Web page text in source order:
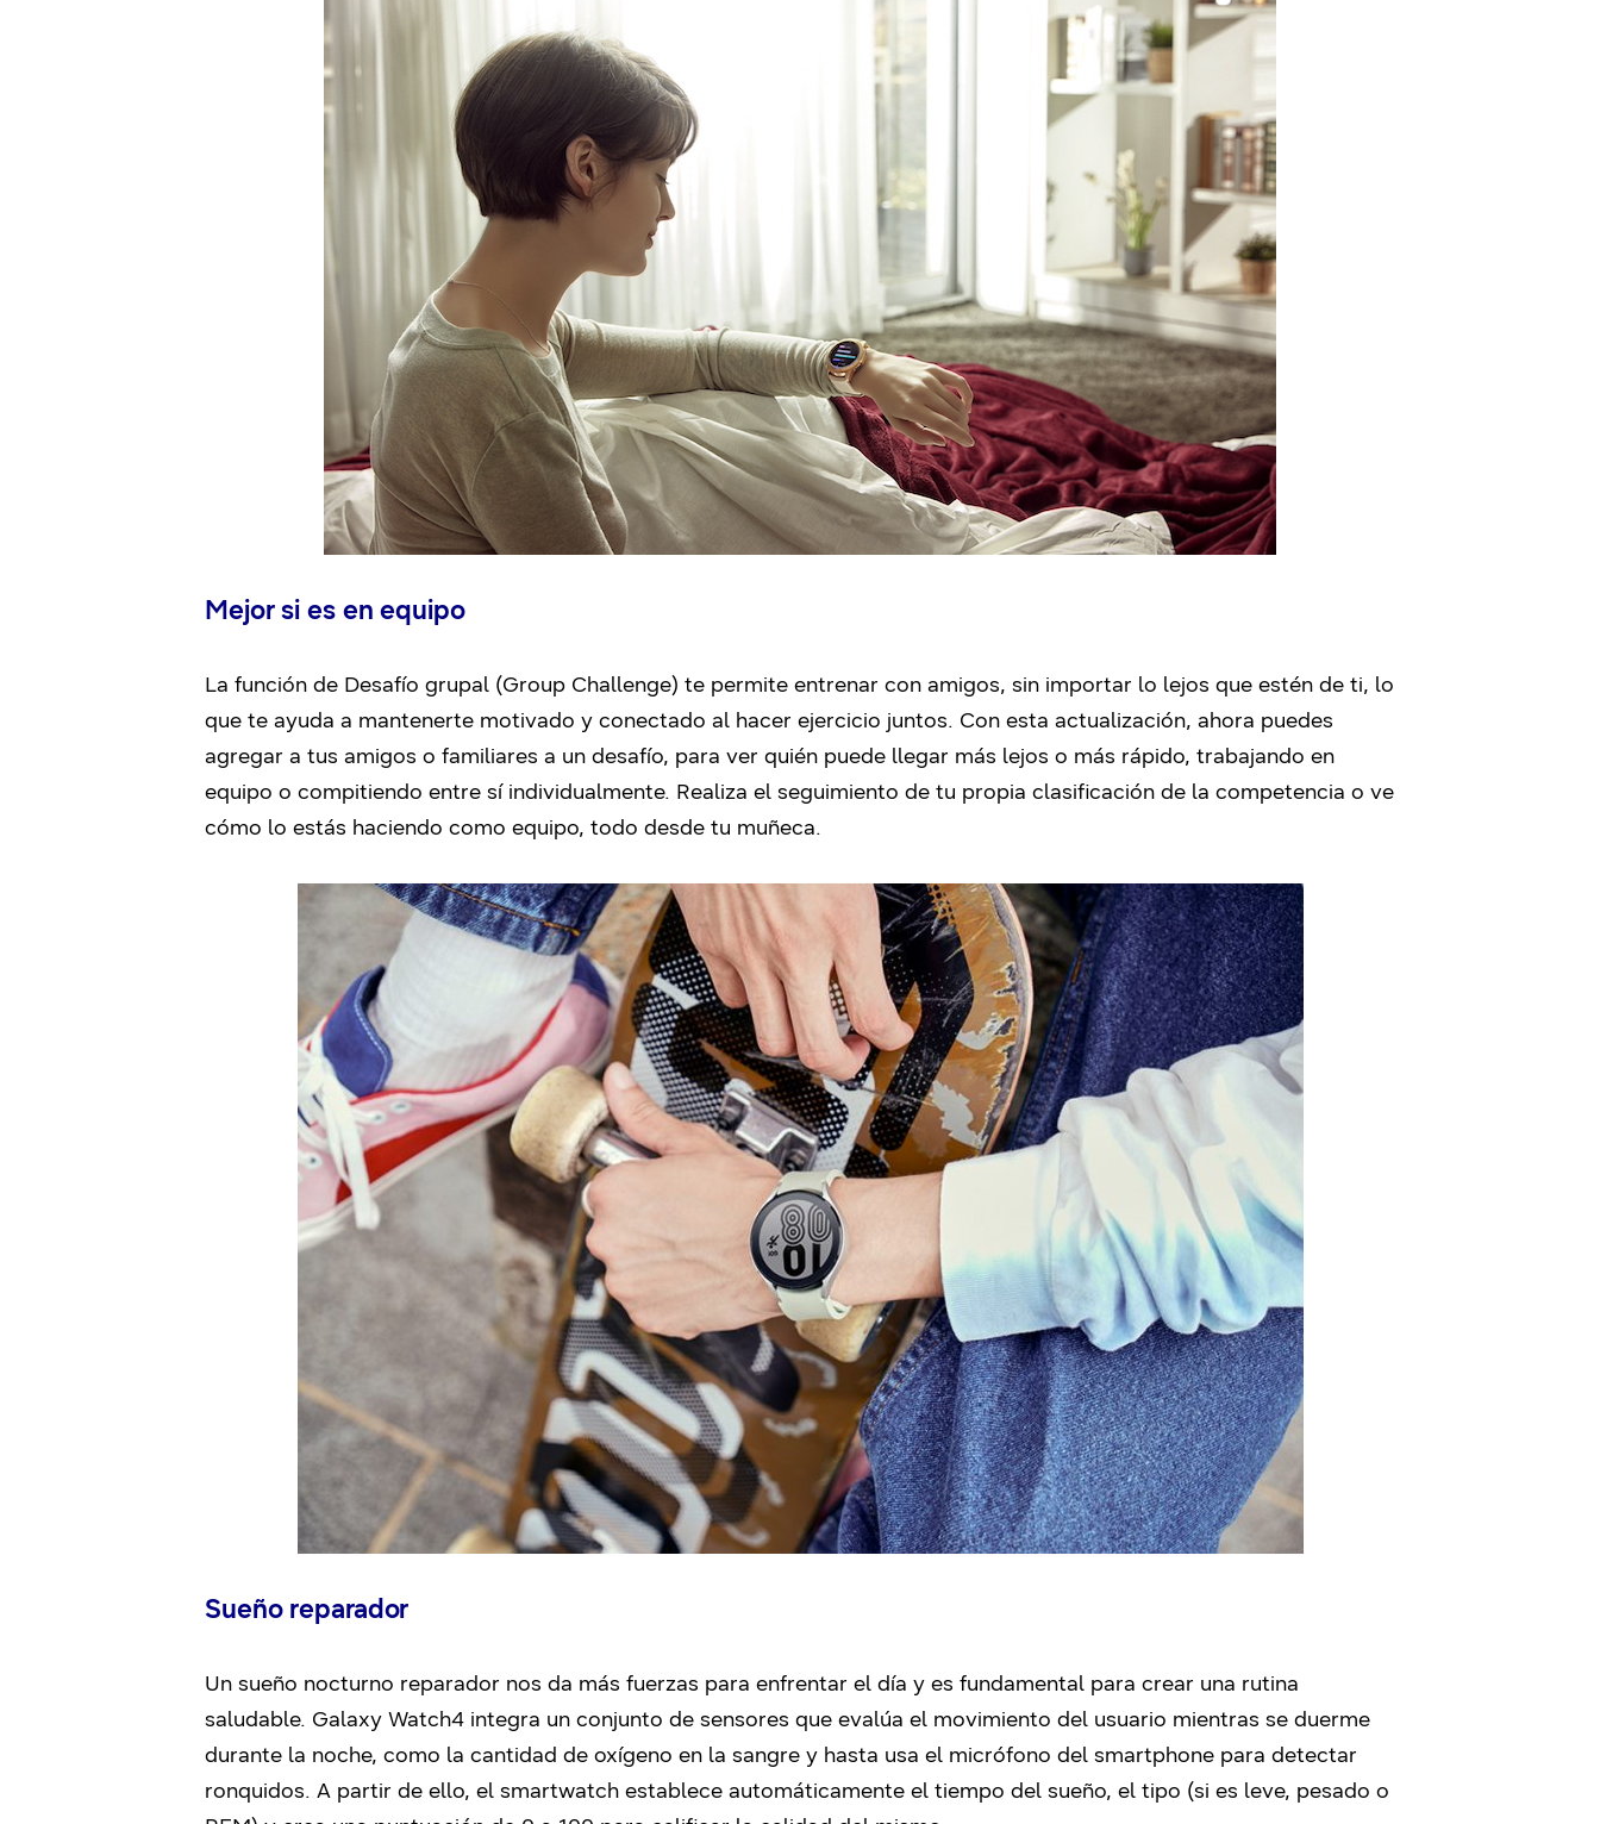
Mejor si es en equipo
La función de Desafío grupal (Group Challenge) te permite entrenar con amigos, sin importar lo lejos que estén de ti, lo
que te ayuda a mantenerte motivado y conectado al hacer ejercicio juntos. Con esta actualización, ahora puedes
agregar a tus amigos o familiares a un desafío, para ver quién puede llegar más lejos o más rápido, trabajando en
equipo o compitiendo entre sí individualmente. Realiza el seguimiento de tu propia clasificación de la competencia o ve
cómo lo estás haciendo como equipo, todo desde tu muñeca.
Sueño reparador
Un sueño nocturno reparador nos da más fuerzas para enfrentar el día y es fundamental para crear una rutina
saludable. Galaxy Watch4 integra un conjunto de sensores que evalúa el movimiento del usuario mientras se duerme
durante la noche, como la cantidad de oxígeno en la sangre y hasta usa el micrófono del smartphone para detectar
ronquidos. A partir de ello, el smartwatch establece automáticamente el tiempo del sueño, el tipo (si es leve, pesado o